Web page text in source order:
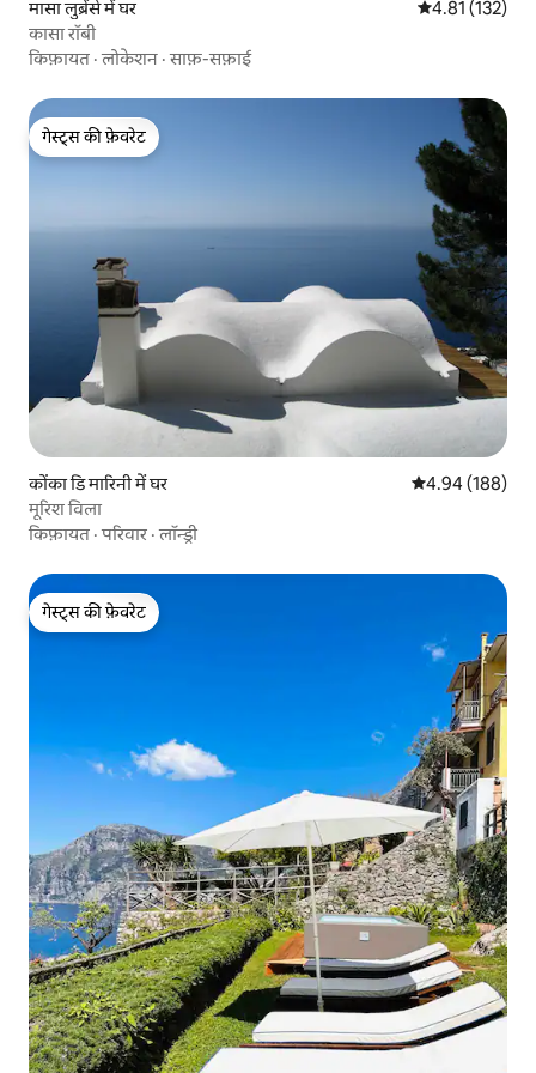
मासा लुब्रेंसे में घर औसत रेटिंग 5 में से
4.81 (132)
कासा रॉबी
किफ़ायत ·लोकेशन ·साफ़-सफ़ाई
गेस्ट्स की फ़ेवरेट
गेस्ट्स की फ़ेवरेट
कोंका डि मारिनी में घर औसत रेटिंग 5 में से
4.94 (188)
मूरिश विला
किफ़ायत ·परिवार ·लॉन्ड्री
गेस्ट्स की फ़ेवरेट
गेस्ट्स की फ़ेवरेट